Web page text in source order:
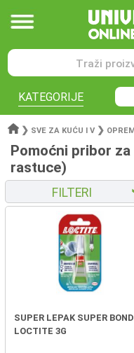
KATEGORIJE
❯ SVE ZA KUĆU I V ❯
Pomoćni pribor
rastuce)
FILTERI
SUPER LEPAK SUPER BOND
LOCTITE 3G